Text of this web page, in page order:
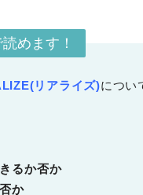
めます！
リアライズ)につい
るか否か
か